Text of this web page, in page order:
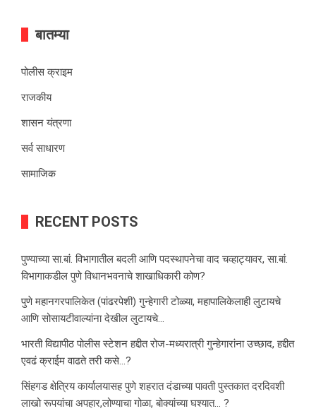
बातम्या
पोलीस क्राइम
राजकीय
शासन यंत्रणा
सर्व साधारण
सामाजिक
RECENT POSTS
पुण्याच्या सा.बां. विभागातील बदली आणि पदस्थापनेचा वाद चव्हाट्यावर, सा.बां.
विभागाकडील पुणे विधानभवनाचे शाखाधिकारी कोण?
पुणे महानगरपालिकेत (पांढरपेशी) गुन्हेगारी टोळ्या, महापालिकेलाही लुटायचे
आणि सोसायटीवाल्यांना देखील लुटायचे…
भारती विद्यापीठ पोलीस स्टेशन हद्दीत रोज-मध्यरात्री गुन्हेगारांना उच्छाद, हद्दीत
एवढं क्राईम वाढते तरी कसे…?
सिंहगड क्षेत्रिय कार्यालयासह पुणे शहरात दंडाच्या पावती पुस्तकात दरदिवशी
लाखो रूपयांचा अपहार,लोण्याचा गोळा, बोक्यांच्या घश्यात… ?